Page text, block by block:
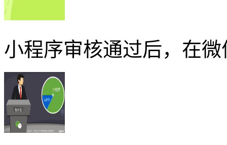
小程序审核通过后，在